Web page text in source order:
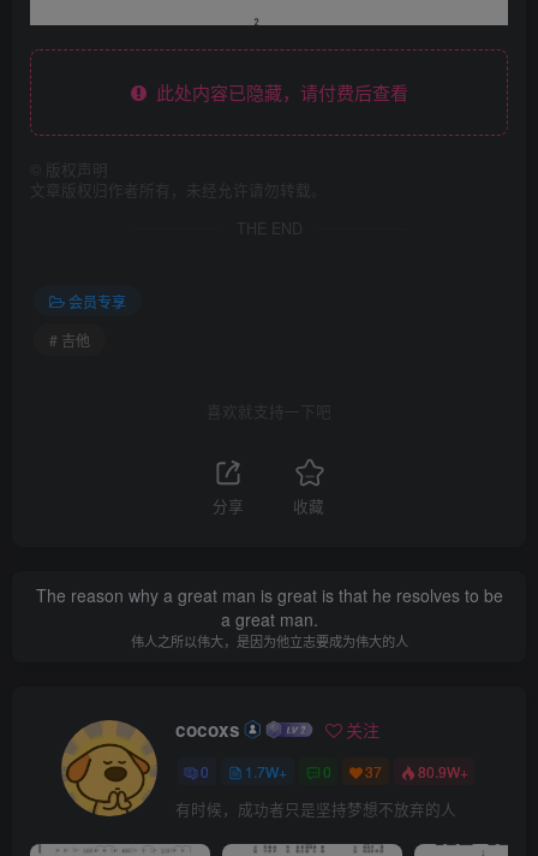
此处内容已隐藏，请付费后查看
版权声明
文章版权归作者所有，未经允许请勿转载。
THE END
会员专享
# 吉他
喜欢就支持一下吧
分享 收藏
The reason why a great man is great is that he resolves to be
a great man.
伟人之所以伟大，是因为他立志要成为伟大的人
cocoxs 关注
0 1.7W+ 0 37 80.9W+
有时候，成功者只是坚持梦想不放弃的人